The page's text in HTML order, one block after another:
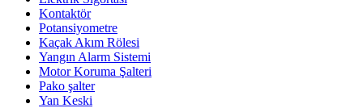
Kontaktör
Potansiyometre
Kaçak Akım Rölesi
Yangın Alarm Sistemi
Motor Koruma Şalteri
Pako şalter
Yan Keski